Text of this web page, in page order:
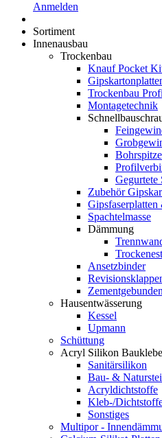
Anmelden
Sortiment
Innenausbau
Trockenbau
Knauf Pocket
Trockenbau
Montagetechnik
Bohrspitze
Gegurtete
Zubehör
Spachtelmasse
Dämmung
Ansetzbinder
Hausentwässerung
Kessel
Upmann
Schüttung
Acryl Silikon
Sanitärsilikon
Bau- &
Acryldichtstoffe
Kleb-/
Sonstiges
Multipor -